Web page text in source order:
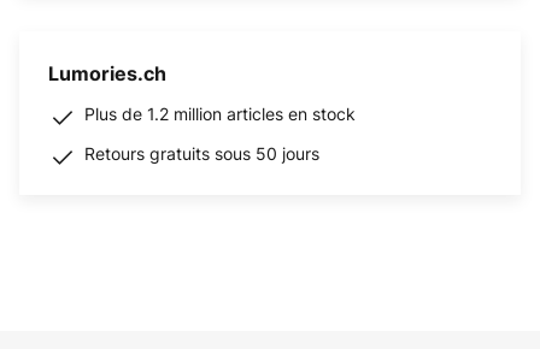
Lumories.ch
Plus de 1.2 million articles en stock
Retours gratuits sous 50 jours